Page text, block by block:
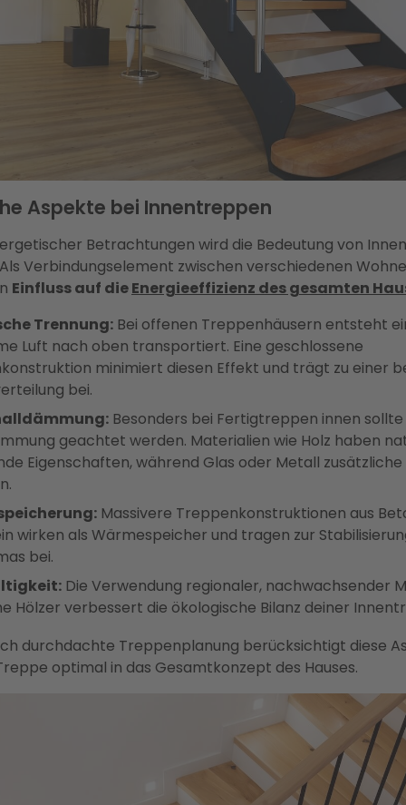
Aspekte bei Innentreppen
Betrachtungen wird die Bedeutung von
Verbindungselement zwischen verschiedenen
Einfluss auf dieEnergieeffizienz des gesamten
Trennung: Bei offenen Treppenhäusern entsteht
Luft nach oben transportiert. Eine geschlossene
minimiert diesen Effekt und trägt zu einer
bei.
Besonders bei Fertigtreppen innen
geachtet werden. Materialien wie Holz haben
Eigenschaften, während Glas oder Metall
Massivere Treppenkonstruktionen aus
wirken als Wärmespeicher und tragen zur
bei.
Die Verwendung regionaler, nachwachsender
Hölzer verbessert die ökologische Bilanz deiner
durchdachte Treppenplanung berücksichtigt diese
optimal in das Gesamtkonzept des Hauses.